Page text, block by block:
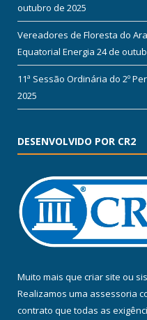
outubro de 2025
Vereadores de Floresta do
Equatorial Energia 24 de
11ª Sessão Ordinária do 2º
2025
DESENVOLVIDO POR CR2
Muito mais que criar site ou
Realizamos uma assessoria
contrato que todas as